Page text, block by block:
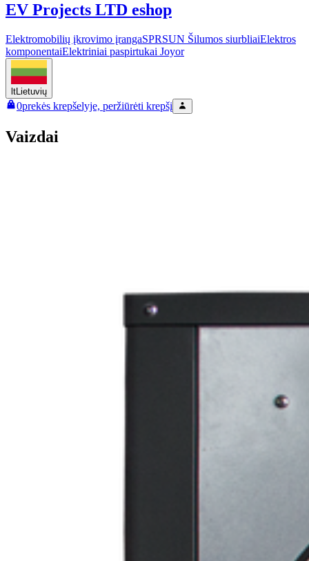
EV Projects LTD eshop
Elektromobilių įkrovimo įrangaSPRSUN Šilumos siurbliaiElektros
komponentaiElektriniai paspirtukai Joyor
lt Lietuvių
0prekės krepšelyje, peržiūrėti krepšį
Vaizdai